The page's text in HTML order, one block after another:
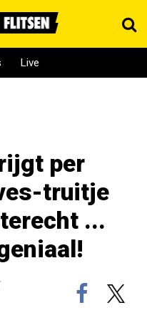
Live
per
truitje
...